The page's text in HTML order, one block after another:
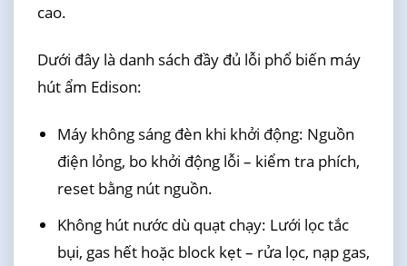
cao.
Dưới đây là danh sách đầy đủ lỗi phổ biến máy
hút ẩm Edison:
Máy không sáng đèn khi khởi động: Nguồn
điện lỏng, bo khởi động lỗi – kiểm tra phích,
reset bằng nút nguồn.
Không hút nước dù quạt chạy: Lưới lọc tắc
bụi, gas hết hoặc block kẹt – rửa lọc, nạp gas,